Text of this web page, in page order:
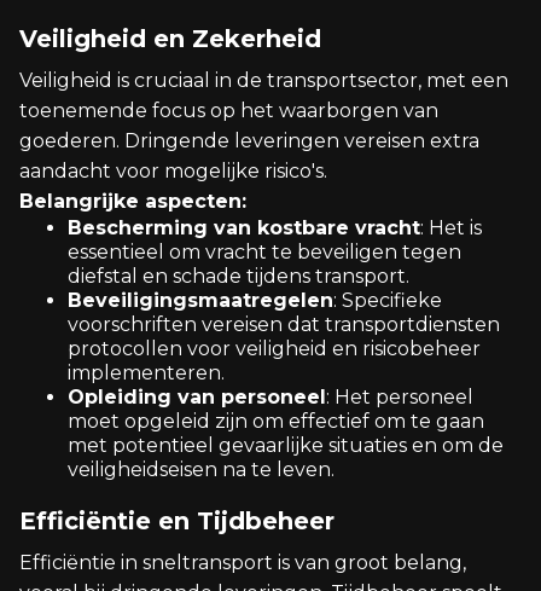
Veiligheid en Zekerheid
Veiligheid is cruciaal in de transportsector, met een
toenemende focus op het waarborgen van
goederen. Dringende leveringen vereisen extra
aandacht voor mogelijke risico's.
Belangrijke aspecten:
Bescherming van kostbare vracht: Het is
essentieel om vracht te beveiligen tegen
diefstal en schade tijdens transport.
Beveiligingsmaatregelen: Specifieke
voorschriften vereisen dat transportdiensten
protocollen voor veiligheid en risicobeheer
implementeren.
Opleiding van personeel: Het personeel
moet opgeleid zijn om effectief om te gaan
met potentieel gevaarlijke situaties en om de
veiligheidseisen na te leven.
Efficiëntie en Tijdbeheer
Efficiëntie in sneltransport is van groot belang,